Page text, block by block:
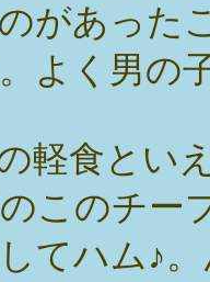
があった
よく男の
軽食とい
このチー
てハム♪